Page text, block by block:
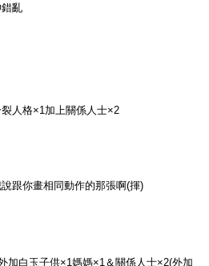
亂
人格×1加上關係人士×2
跟你畫相同動作的那張啊(揮)
加白玉子供×1媽媽×1＆關係人士×2(外加